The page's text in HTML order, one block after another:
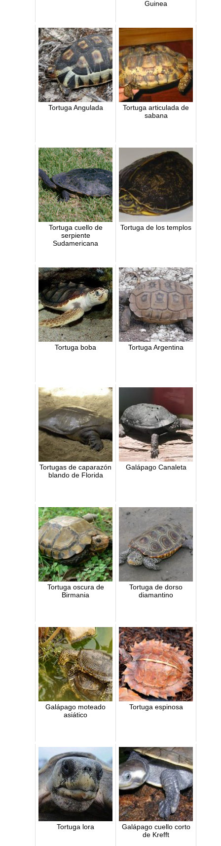
Guinea
Tortuga Angulada
Tortuga articulada de
sabana
Tortuga cuello de
serpiente
Sudamericana
Tortuga de los templos
Tortuga boba Tortuga Argentina
Tortugas de caparazón
blando de Florida
Galápago Canaleta
Tortuga oscura de
Birmania
Tortuga de dorso
diamantino
Galápago moteado
asiático
Tortuga espinosa
Tortuga lora
Galápago cuello corto
de Krefft